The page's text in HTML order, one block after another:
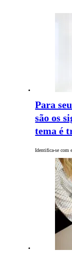
Para
são os
tema é
Identifica-se com